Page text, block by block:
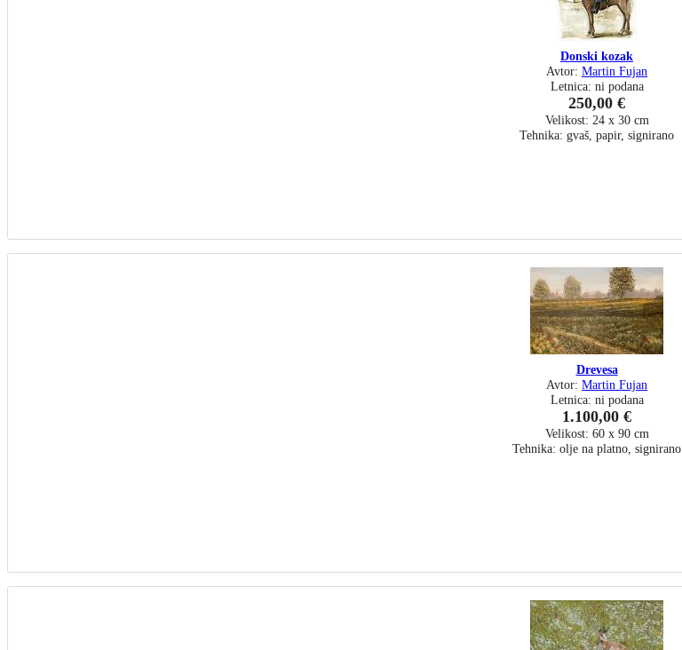
Donski kozak
Avtor: Martin Fujan
Letnica: ni podana
250,00 €
Velikost: 24 x 30 cm
Tehnika: gvaš, papir, signirano
Drevesa
Avtor: Martin Fujan
Letnica: ni podana
1.100,00 €
Velikost: 60 x 90 cm
Tehnika: olje na platno, signirano